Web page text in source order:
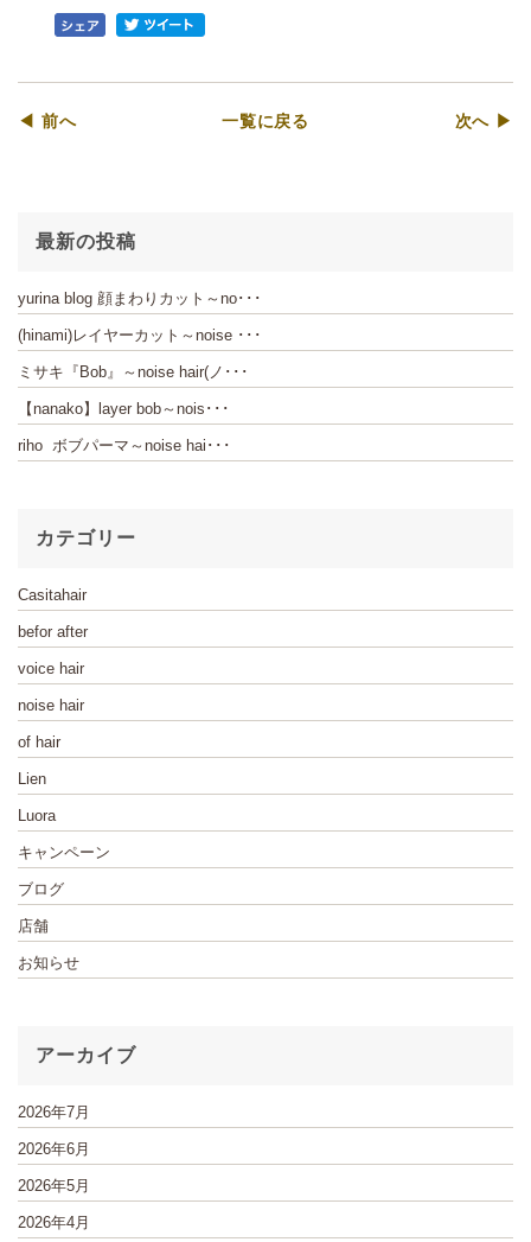
◀ 前へ 一覧に戻る 次へ ▶
最新の投稿
yurina blog 顔まわりカット～no･･･
(hinami)レイヤーカット～noise ･･･
ミサキ『Bob』～noise hair(ノ･･･
【nanako】layer bob～nois･･･
riho ボブパーマ～noise hai･･･
カテゴリー
Casitahair
befor after
voice hair
noise hair
of hair
Lien
Luora
キャンペーン
ブログ
店舗
お知らせ
アーカイブ
2026年7月
2026年6月
2026年5月
2026年4月